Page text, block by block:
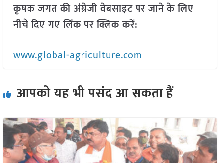
कृषक जगत की अंग्रेजी वेबसाइट पर जाने के लिए
नीचे दिए गए लिंक पर क्लिक करें:
www.global-agriculture.com
आपको यह भी पसंद आ सकता हैं